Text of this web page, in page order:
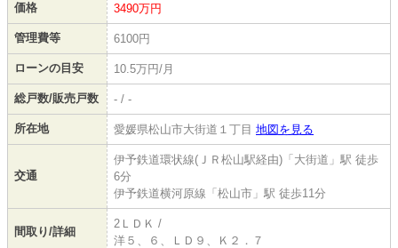
価格 3490万円
管理費等 6100円
ローンの目安 10.5万円/月
総戸数/販売戸数 - / -
所在地 愛媛県松山市大街道１丁目 地図を見る
交通
伊予鉄道環状線(ＪＲ松山駅経由)「大街道」駅 徒歩
6分
伊予鉄道横河原線「松山市」駅 徒歩11分
間取り/詳細
2ＬＤＫ /
洋５、６、ＬＤ９、Ｋ２．７